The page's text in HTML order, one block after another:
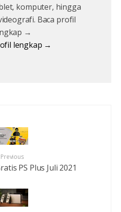
komputer, hingga
Baca profil
→
lengkap →
Previous
PS Plus Juli 2021